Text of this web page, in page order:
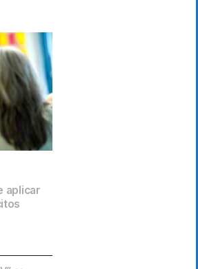
aplicar